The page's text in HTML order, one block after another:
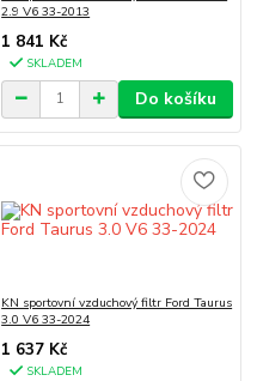
2.9 V6 33-2013
1 841 Kč
SKLADEM
Do košíku
KN sportovní vzduchový filtr Ford Taurus
3.0 V6 33-2024
1 637 Kč
SKLADEM